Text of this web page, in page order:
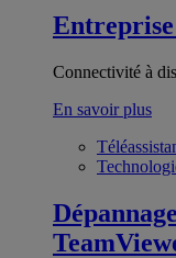
Entreprise
Connectivité à
En savoir plus